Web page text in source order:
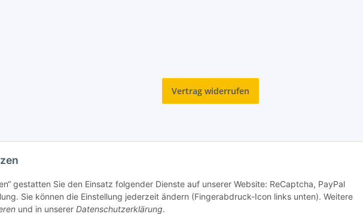
gestatten Sie den Einsatz folgender Dienste auf unserer Website: ReCaptcha, PayPal
Sie können die Einstellung jederzeit ändern (Fingerabdruck-Icon links unten). Weitere
und in unserer Datenschutzerklärung.
Vertrag widerrufen
© Reitter Modellbau & Robotics